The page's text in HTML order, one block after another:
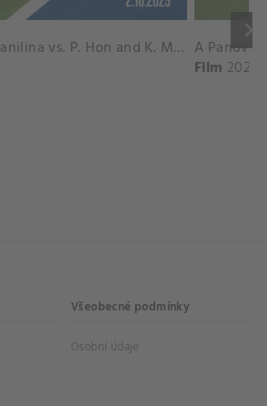
keyboard_arrow_right
A. Krunic and A. Danilina vs. P. Hon and K. Muchova Match Highlights - BEIJING_Capital Group Diamond ( October 02, 2025)
Film 2026
Všeobecné podmínky
Osobní údaje